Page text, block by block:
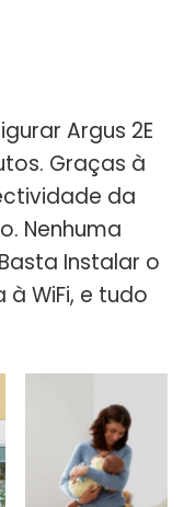
Argus 2E
Graças à
da
Nenhuma
Instalar o
WiFi, e tudo